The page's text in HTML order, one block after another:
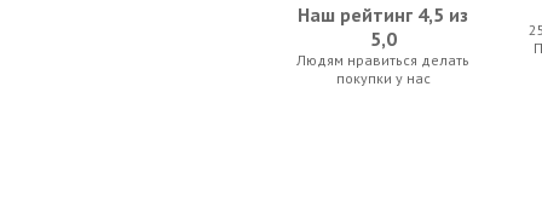
Blue Yeticaster beyerdynamic
Наш рейтинг 4,5 из
5,0
Людям нравиться делать
покупки у нас